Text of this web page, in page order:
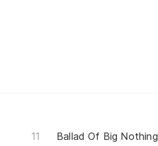
Ballad Of Big Nothing